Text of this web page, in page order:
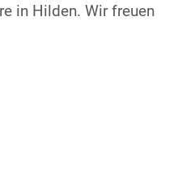
in Hilden. Wir freuen